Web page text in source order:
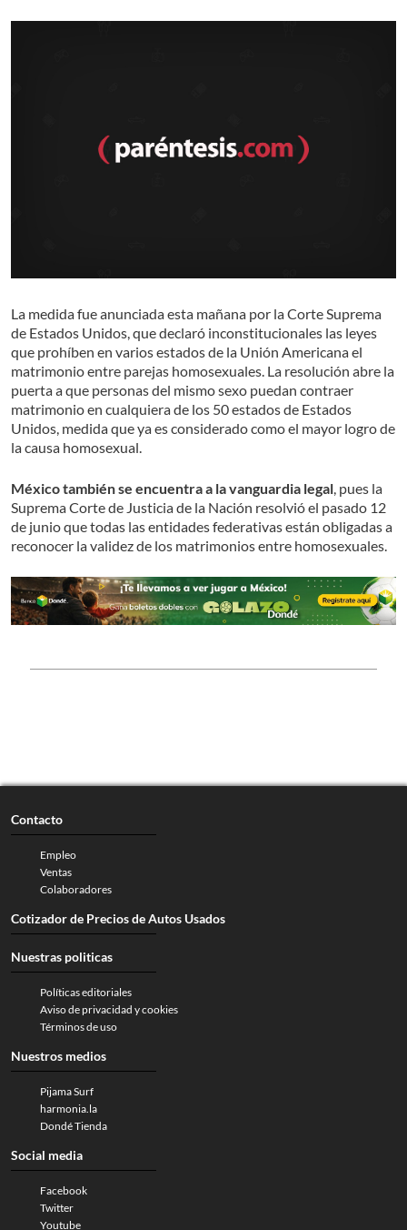
La medida fue anunciada esta mañana por la Corte Suprema
de Estados Unidos, que declaró inconstitucionales las leyes
que prohíben en varios estados de la Unión Americana el
matrimonio entre parejas homosexuales. La resolución abre la
puerta a que personas del mismo sexo puedan contraer
matrimonio en cualquiera de los 50 estados de Estados
Unidos, medida que ya es considerado como el mayor logro de
la causa homosexual.
México también se encuentra a la vanguardia legal, pues la
Suprema Corte de Justicia de la Nación resolvió el pasado 12
de junio que todas las entidades federativas están obligadas a
reconocer la validez de los matrimonios entre homosexuales.
Contacto
Empleo
Ventas
Colaboradores
Cotizador de Precios de Autos Usados
Nuestras politicas
Políticas editoriales
Aviso de privacidad y cookies
Términos de uso
Nuestros medios
Pijama Surf
harmonia.la
Dondé Tienda
Social media
Facebook
Twitter
Youtube